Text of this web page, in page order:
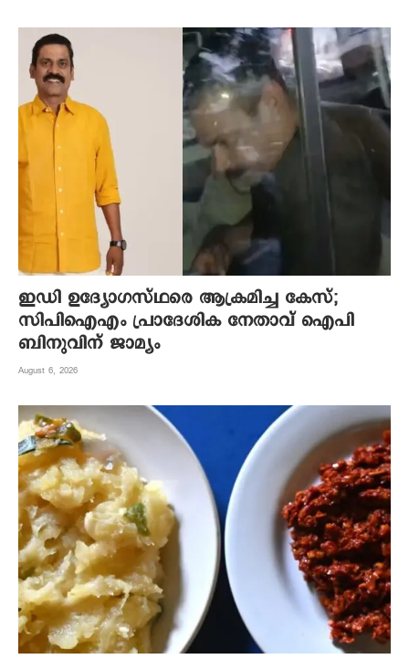
ഇഡി ഉദ്യോഗസ്ഥരെ ആക്രമിച്ച കേസ്;
സിപിഐഎം പ്രാദേശിക നേതാവ് ഐപി
ബിനുവിന് ജാമ്യം
August 6, 2026